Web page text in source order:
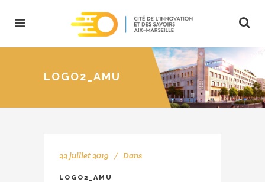
LOGO2_AMU
22 juillet 2019 Dans
LOGO2_AMU